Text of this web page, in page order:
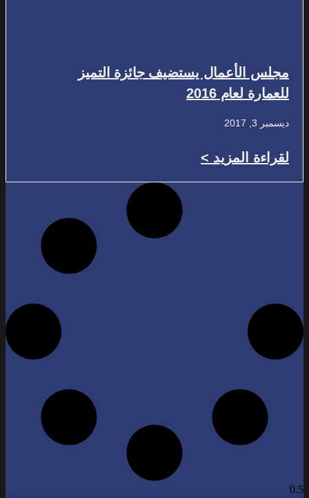
مجلس الأعمال يستضيف جائزة التميز
للعمارة لعام 2016
ديسمبر 3, 2017
لقراءة المزيد >